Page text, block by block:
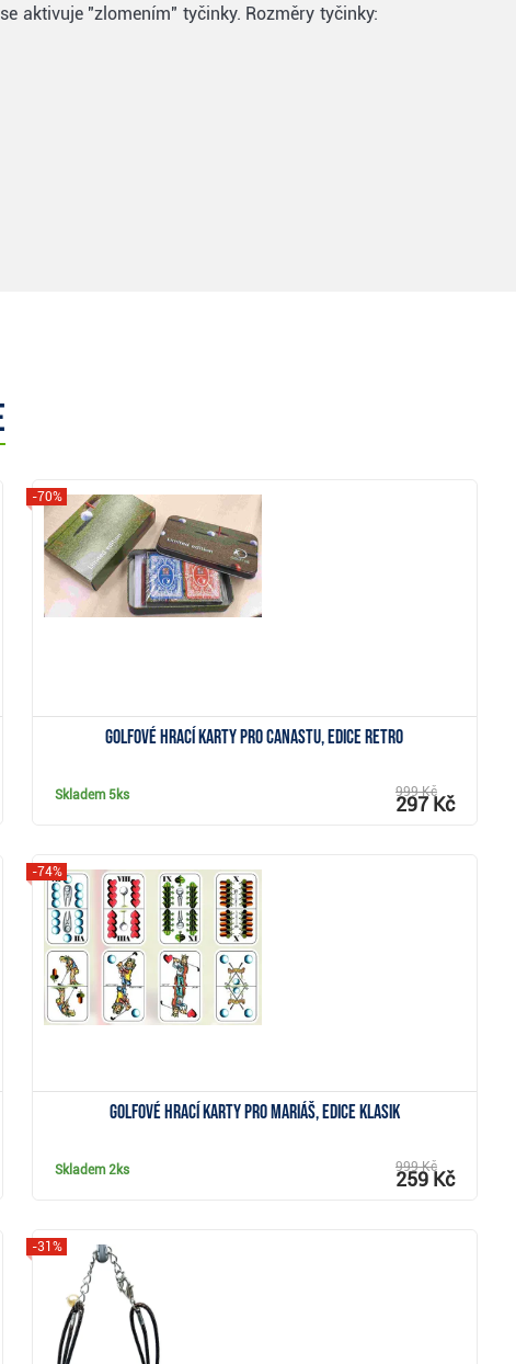
aktivuje "zlomením" tyčinky. Rozměry tyčinky:
Golfové hrací karty pro Canastu, edice Retro
-70%
Skladem 5ks 999 Kč
297 Kč
Zobrazit
Golfové hrací karty pro Mariáš, edice Klasik
-74%
Skladem2ks 999 Kč
259 Kč
Zobrazit
-31%